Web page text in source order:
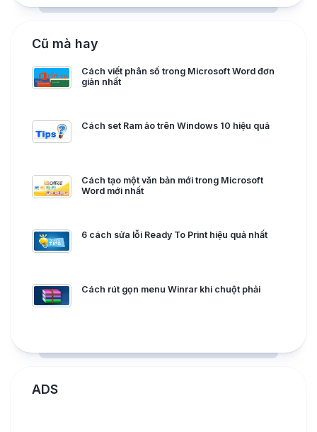
Cũ mà hay
Cách viết phân số trong Microsoft Word đơn
giản nhất
Cách set Ram ảo trên Windows 10 hiệu quả
Cách tạo một văn bản mới trong Microsoft
Word mới nhất
6 cách sửa lỗi Ready To Print hiệu quả nhất
Cách rút gọn menu Winrar khi chuột phải
ADS